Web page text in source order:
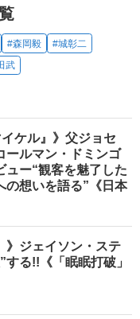
#森岡毅
#城彰二
武
ケル』》父ジョセ
ールマン・ドミンゴ
ュー“観客を魅了した
の想いを語る”《日本
》ジェイソン・ステ
る!!《「眠眠打破」